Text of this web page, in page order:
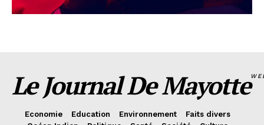
Le Journal De Mayotte
Economie Education Environnement
Faits divers